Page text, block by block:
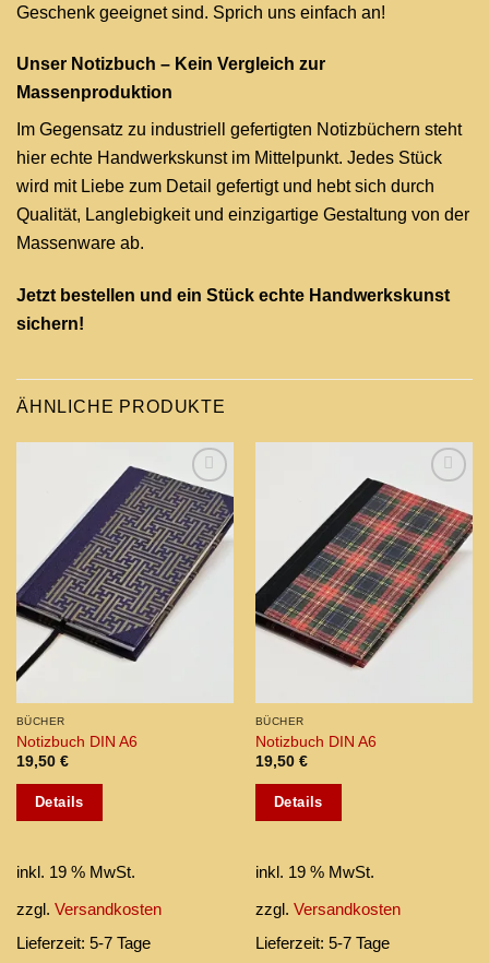
Geschenk geeignet sind. Sprich uns einfach an!
Unser Notizbuch – Kein Vergleich zur
Massenproduktion
Im Gegensatz zu industriell gefertigten Notizbüchern steht
hier echte Handwerkskunst im Mittelpunkt. Jedes Stück
wird mit Liebe zum Detail gefertigt und hebt sich durch
Qualität, Langlebigkeit und einzigartige Gestaltung von der
Massenware ab.
Jetzt bestellen und ein Stück echte Handwerkskunst
sichern!
ÄHNLICHE PRODUKTE
Add to
wishlist
BÜCHER
Notizbuch DIN A6
19,50 €
Details
inkl. 19 % MwSt.
zzgl. Versandkosten
Lieferzeit: 5-7 Tage
Add to
wishlist
BÜCHER
Notizbuch DIN A6
19,50 €
Details
inkl. 19 % MwSt.
zzgl. Versandkosten
Lieferzeit: 5-7 Tage